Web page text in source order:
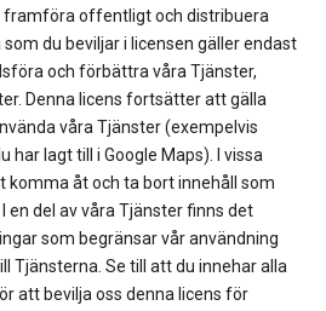
framföra offentligt och distribuera
du beviljar i licensen gäller endast
och förbättra våra Tjänster,
Denna licens fortsätter att gälla
våra Tjänster (exempelvis
lagt till i Google Maps). I vissa
komma åt och ta bort innehåll som
en del av våra Tjänster finns det
som begränsar vår användning
Tjänsterna. Se till att du innehar alla
att bevilja oss denna licens för